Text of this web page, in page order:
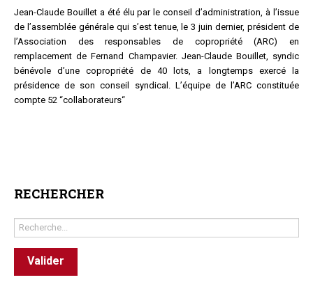
Questions/réponses
Études juridiques
Copro. en difficulté
Formez-vous !
Parole d'experts*
Jean-Claude Bouillet a été élu par le conseil d’administration, à l’issue
de l’assemblée générale qui s’est tenue, le 3 juin dernier, président de
l’Association des responsables de copropriété (ARC) en
remplacement de Fernand Champavier. Jean-Claude Bouillet, syndic
bénévole d’une copropriété de 40 lots, a longtemps exercé la
présidence de son conseil syndical. L’équipe de l’ARC constituée
compte 52 “collaborateurs“
RECHERCHER
Rechercher
Valider